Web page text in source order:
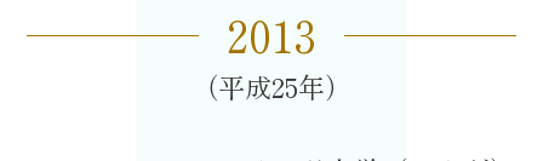
2013
平成25